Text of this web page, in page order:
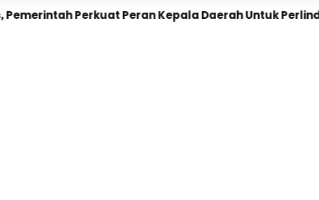
Kepala Daerah Untuk Perlindungan Anak Hingga